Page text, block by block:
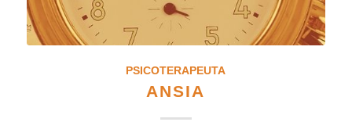
PSICOTERAPEUTA
ANSIA